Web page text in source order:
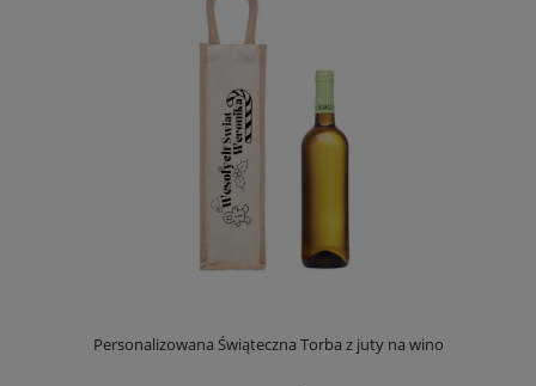
Personalizowana Świąteczna Torba z juty na wino